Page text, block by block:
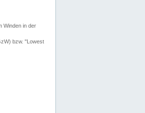
Winden in der
bzw. "Lowest